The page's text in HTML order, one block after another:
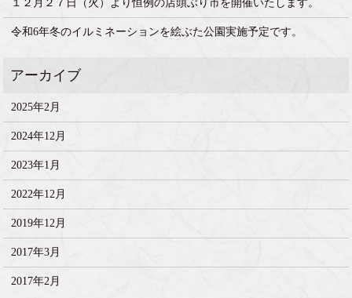
１２月２７日（火）より恒例の店頭ぶり市を開催いたします。
令和6年冬のイルミネーションを絵ぶた公園実施予定です。
2025年2月
2024年12月
2023年1月
2022年12月
2019年12月
2017年3月
2017年2月